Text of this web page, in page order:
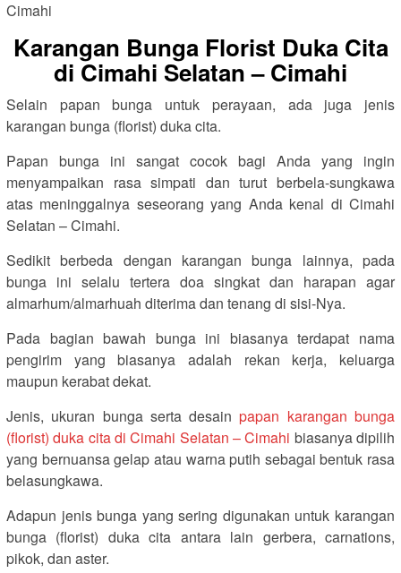
Karangan Bunga Florist Duka Cita
di Cimahi Selatan – Cimahi
Selain papan bunga untuk perayaan, ada juga jenis
karangan bunga (florist) duka cita.
Papan bunga ini sangat cocok bagi Anda yang ingin
menyampaikan rasa simpati dan turut berbela-sungkawa
atas meninggalnya seseorang yang Anda kenal di Cimahi
Selatan – Cimahi.
Sedikit berbeda dengan karangan bunga lainnya, pada
bunga ini selalu tertera doa singkat dan harapan agar
almarhum/almarhuah diterima dan tenang di sisi-Nya.
Pada bagian bawah bunga ini biasanya terdapat nama
pengirim yang biasanya adalah rekan kerja, keluarga
maupun kerabat dekat.
Jenis, ukuran bunga serta desainpapan karangan bunga
(florist) duka cita di Cimahi Selatan – Cimahi biasanya dipilih
yang bernuansa gelap atau warna putih sebagai bentuk rasa
belasungkawa.
Adapun jenis bunga yang sering digunakan untuk karangan
bunga (florist) duka cita antara lain gerbera, carnations,
pikok, dan aster.